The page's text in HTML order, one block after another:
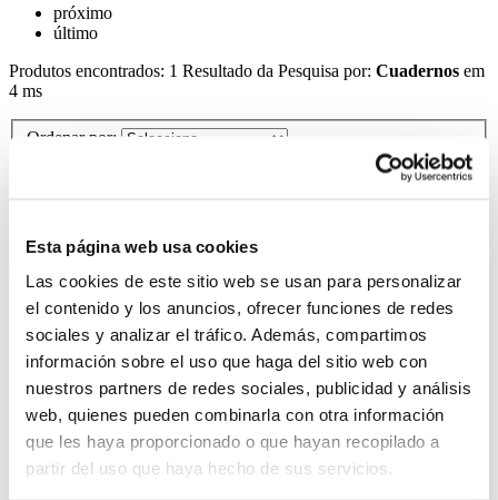
Esta página web usa cookies
Las cookies de este sitio web se usan para personalizar
el contenido y los anuncios, ofrecer funciones de redes
sociales y analizar el tráfico. Además, compartimos
información sobre el uso que haga del sitio web con
nuestros partners de redes sociales, publicidad y análisis
web, quienes pueden combinarla con otra información
que les haya proporcionado o que hayan recopilado a
partir del uso que haya hecho de sus servicios.
próximo
último
Produtos encontrados: 1 Resultado da Pesquisa por: Cuadernos em
4 ms
Ordenar por:
Nuestra empresa
¿Quiénes somos?
Nuestras tiendas
Servicio al cliente
Contáctanos